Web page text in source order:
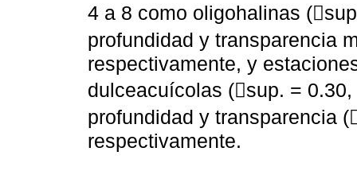
4 a 8 como oligohalinas
profundidad y transparencia
respectivamente, y
dulceacuícolas (sup. =
profundidad y transparencia
respectivamente.